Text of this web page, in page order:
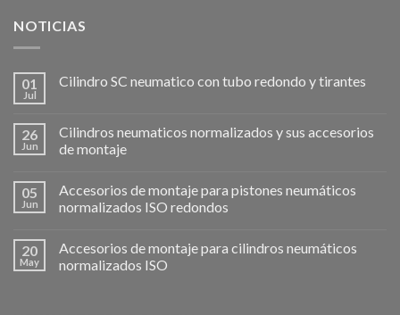
NOTICIAS
01
Jul
Cilindro SC neumatico con tubo redondo y tirantes
26
Jun
Cilindros neumaticos normalizados y sus accesorios
de montaje
05
Jun
Accesorios de montaje para pistones neumáticos
normalizados ISO redondos
20
May
Accesorios de montaje para cilindros neumáticos
normalizados ISO